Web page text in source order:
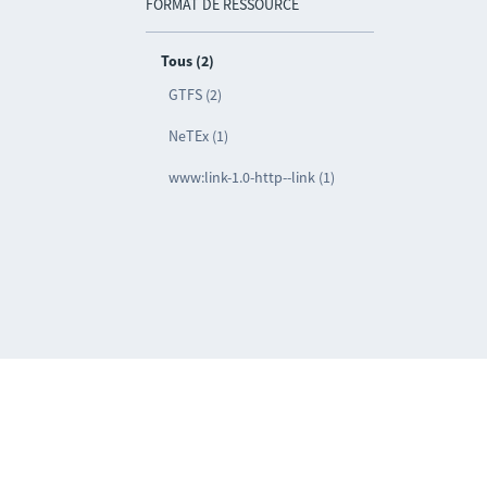
FORMAT DE RESSOURCE
Tous (2)
GTFS (2)
NeTEx (1)
www:link-1.0-http--link (1)